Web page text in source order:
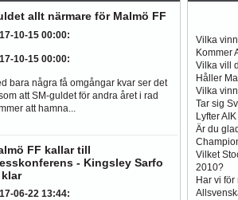
allt närmare för Malmö FF
10-15 00:00:
10-15 00:00:
bara några få omgångar kvar ser det
att SM-guldet för andra året i rad
att hamna...
FF kallar till
- Kingsley Sarfo
klar
06-22 13:44:
Vilka
Kommer
Vilka vill
Håller
Vilka
Tar sig
Lyfter
Är du
Vilket
2010?
Har vi